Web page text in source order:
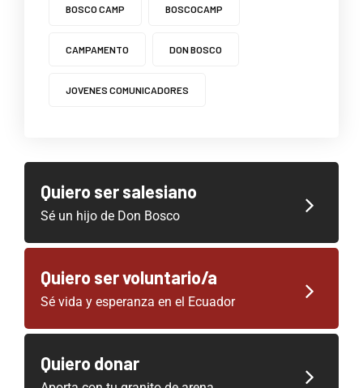
BOSCO CAMP BOSCOCAMP
CAMPAMENTO DON BOSCO
JOVENES COMUNICADORES
Quiero ser salesiano
Sé un hijo de Don Bosco
Quiero ser voluntario/a
Sé vida y esperanza en el Ecuador
Quiero donar